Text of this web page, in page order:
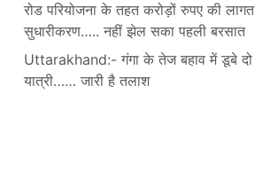
रोड परियोजना के तहत करोड़ों रुपए की
सुधारीकरण….. नहीं झेल सका पहली बरसात
Uttarakhand:- गंगा के तेज बहाव में डूबे
यात्री…… जारी है तलाश